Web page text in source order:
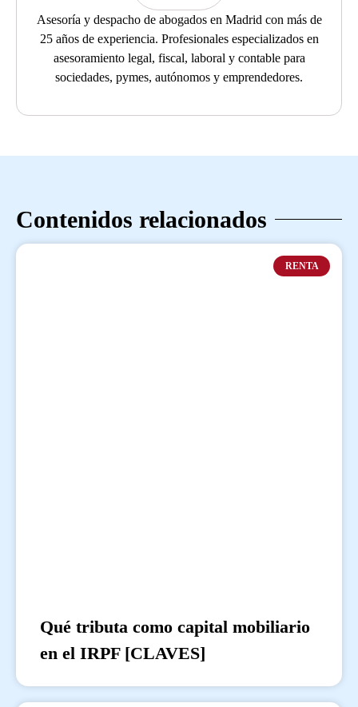
Asesoría y despacho de abogados en Madrid con más de
25 años de experiencia. Profesionales especializados en
asesoramiento legal, fiscal, laboral y contable para
sociedades, pymes, autónomos y emprendedores.
Contenidos relacionados
RENTA
Qué tributa como capital mobiliario
en el IRPF [CLAVES]